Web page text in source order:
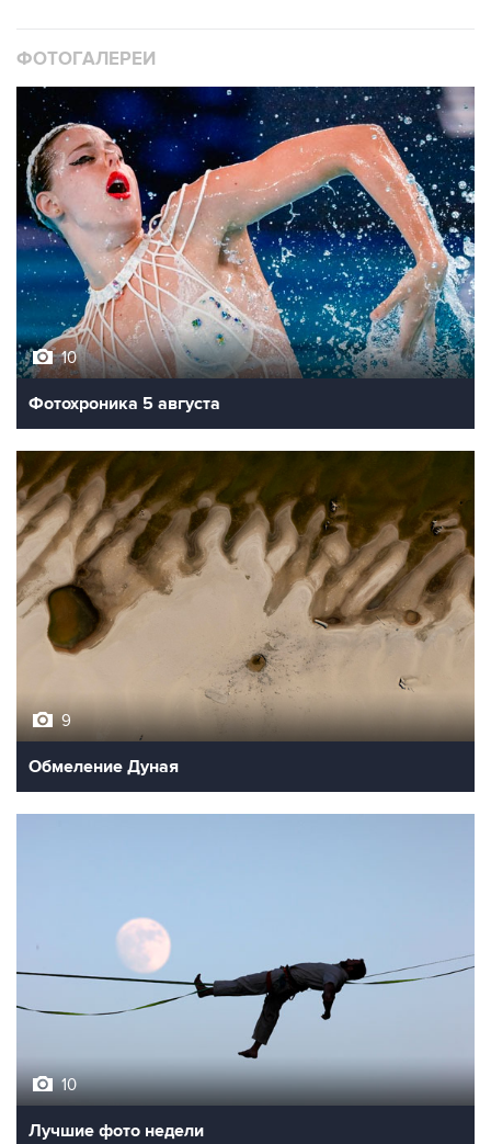
ФОТОГАЛЕРЕИ
10
Фотохроника 5 августа
9
Обмеление Дуная
10
Лучшие фото недели